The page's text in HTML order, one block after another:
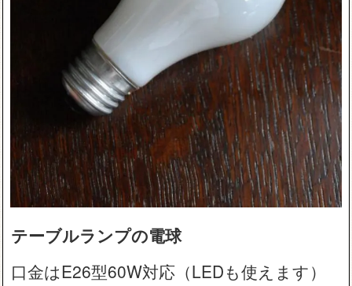
テーブルランプの電球
口金はE26型60W対応（LEDも使えます）